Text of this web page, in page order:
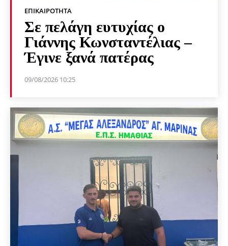
ΕΠΙΚΑΙΡΌΤΗΤΑ
Σε πελάγη ευτυχίας ο
Γιάννης Κωνσταντέλιας –
Έγινε ξανά πατέρας
09/08/2026 10:25